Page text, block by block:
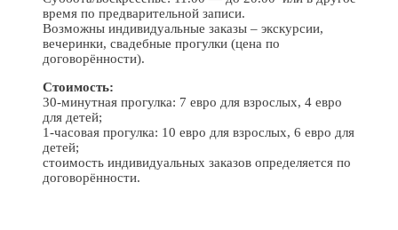
время по предварительной записи.
Возможны индивидуальные заказы – экскурсии,
вечеринки, свадебные прогулки (цена по
договорённости).
Стоимость:
30‑минутная прогулка: 7 евро для взрослых, 4 евро
для детей;
1‑часовая прогулка: 10 евро для взрослых, 6 евро для
детей;
стоимость индивидуальных заказов определяется по
договорённости.